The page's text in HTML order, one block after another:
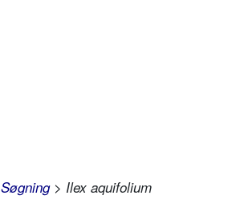
Søgning> Ilex aquifolium